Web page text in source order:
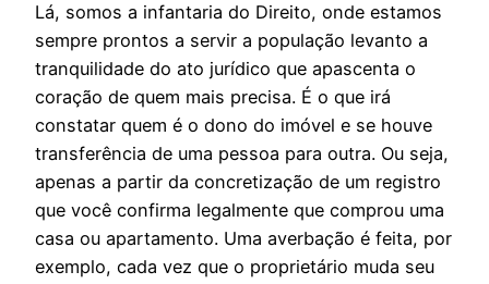
Lá, somos a infantaria do Direito, onde estamos
sempre prontos a servir a população levanto a
tranquilidade do ato jurídico que apascenta o
coração de quem mais precisa. É o que irá
constatar quem é o dono do imóvel e se houve
transferência de uma pessoa para outra. Ou seja,
apenas a partir da concretização de um registro
que você confirma legalmente que comprou uma
casa ou apartamento. Uma averbação é feita, por
exemplo, cada vez que o proprietário muda seu